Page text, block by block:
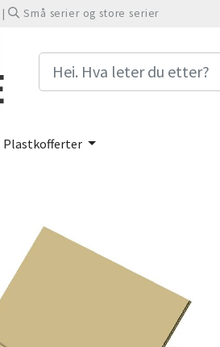
| Små serier og store serier
Plastkofferter